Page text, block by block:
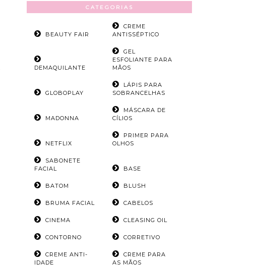
CATEGORIAS
BEAUTY FAIR
CREME
ANTISSÉPTICO
DEMAQUILANTE
GEL
ESFOLIANTE PARA
MÃOS
GLOBOPLAY
LÁPIS PARA
SOBRANCELHAS
MADONNA
MÁSCARA DE
CÍLIOS
NETFLIX
PRIMER PARA
OLHOS
SABONETE
FACIAL
BASE
BATOM BLUSH
BRUMA FACIAL CABELOS
CINEMA CLEASING OIL
CONTORNO CORRETIVO
CREME ANTI-
IDADE
CREME PARA
AS MÃOS